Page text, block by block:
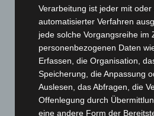
Region Hannover: 21 neue
Roten Kreuz
Mann läuft mit Hockeyschläger
Zeugen
Verarbeitung ist jeder mit oder
automatisierter Verfahren
jede solche Vorgangsreihe im
personenbezogenen Daten
Erfassen, die Organisation,
Speicherung, die Anpassung
Auslesen, das Abfragen, die
Offenlegung durch
eine andere Form der